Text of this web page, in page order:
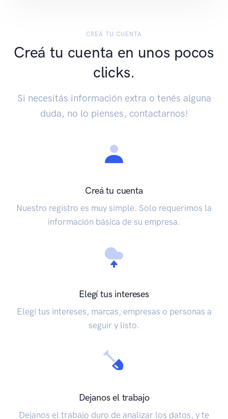
CREÁ TU CUENTA
Creá tu cuenta en unos pocos
clicks.
Si necesitás información extra o tenés alguna
duda, no lo pienses, contactarnos!
Creá tu cuenta
Nuestro registro es muy simple. Solo requerimos la
información básica de su empresa.
Elegí tus intereses
Elegí tus intereses, marcas, empresas o personas a
seguir y listo.
Dejanos el trabajo
Dejanos el trabajo duro de analizar los datos, y te